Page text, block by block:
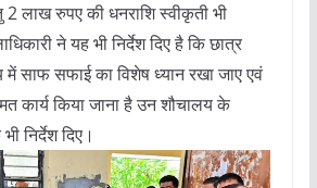
2 लाख रुपए की धनराशि स्वीकृती भी
ने यह भी निर्देश दिए है कि छात्र
साफ सफाई का विशेष ध्यान रखा जाए एवं
कार्य किया जाना है उन शौचालय के
निर्देश दिए।